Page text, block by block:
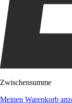
Zwischensumme
Meinen Warenkorb